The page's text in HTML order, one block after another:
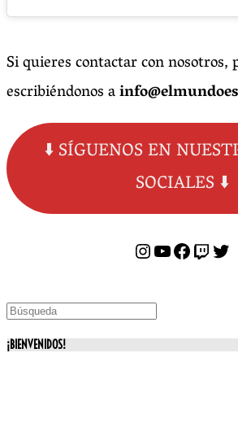
Si quieres contactar con nosotros,
escribiéndonos a
⬇️ SÍGUENOS EN
SOCIALES ⬇️
Instagram
YouTube
Facebook
Twitch
¡BIENVENIDOS!